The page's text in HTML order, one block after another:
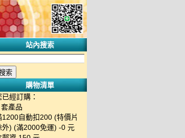
站內搜索
購物清單
已經訂購：
套產品
1200自動扣200 (特價片
外) (滿2000免運) -0 元